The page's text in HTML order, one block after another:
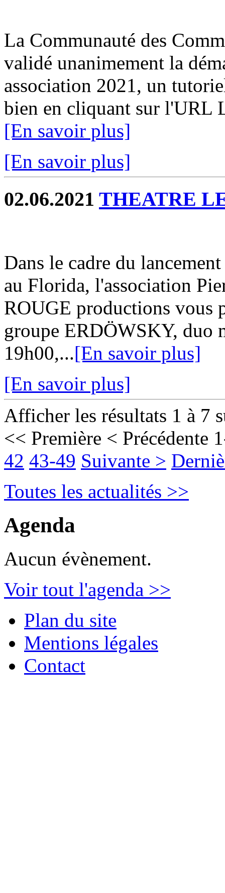
La Communauté des
validé unanimement la
association 2021, un
bien en cliquant sur l'URL
[En savoir plus]
[En savoir plus]
02.06.2021 THEATRE
Dans le cadre du
au Florida, l'association
ROUGE productions vous
groupe ERDÖWSKY, duo
19h00,...[En savoir plus]
[En savoir plus]
Afficher les résultats 1 à 7
<< Première < Précédente
42 43-49 Suivante >
Toutes les actualités >>
Agenda
Aucun évènement.
Voir tout l'agenda >>
Plan du site
Mentions légales
Contact